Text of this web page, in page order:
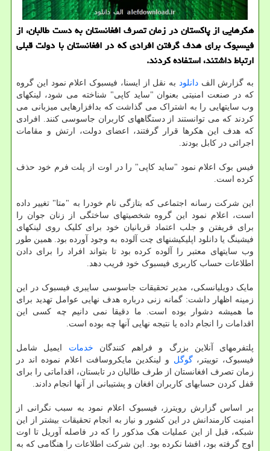
هکرهایی از پاکستان در زمان تصرف افغانستان به دست طالبان، از
فیسبوک برای هدف گرفتن افرادی که در افغانستان با دولت قبلی
ارتباط داشتند، استفاده کردند.
به گزارش الفدانلود به نقل از ایسنا، فیسبوک اعلام نمود این گروه
که در صنعت امنیتی بعنوان "ساید کاپی" شناخته می شود، لینکهای
وب سایتهایی را به اشتراک می گذاشت که بدافزارهایی میزبانی می
کردند که می توانستند از دستگاههای کاربران جاسوسی کنند. افرادی
که هدف این هکرها قرار گرفتند، اعضای دولت، ارتش و مقامات
اجرائی در کابل بودند.
فیس بوک اعلام نمود "ساید کاپی" را در اوت از پلت فرم خود حذف
کرده است.
این شرکت رسانه اجتماعی که بتازگی نام خودرا به "متا" تغییر داده
است، اعلام نمود این گروه شخصیتهای ساختگی از زنان جوان را
برای فریفتن و جلب اعتماد قربانیان خود برای کلیک روی لینکهای
فیشینگ یا دانلود اپلیکیشنهای چت آلوده به وجود آورده بود. همین طور
وب سایتهای معتبر را آلوده کرده بود تا بتواند افراد را برای دادن
اطلاعات حساب کاربری فیسبوک خود فریب دهد.
مایک دویلیانسکی، مدیر تحقیقات جاسوسی سایبری فیسبوک در این
زمینه اظهار داشت: گمانه زنی درباره هدف نهایی عوامل تهدید برای
ما همیشه دشوار بوده است. ما دقیقا نمی دانیم چه کسی این
اقدامات را انجام داده یا نتیجه نهایی آنها چه بوده است.
پلتفرمهای آنلاین بزرگ و فراهم کنندگان خدمات ایمیل شامل
فیسبوک، توییتر،گوگل و لینکدین مایکروسافت اعلام نموده اند در
زمان تصرف افغانستان از طرف طالبان در تابستان، اقداماتی را برای
قفل کردن حسابهای کاربران افغان و پشتیبانی از آنها انجام دادند.
بر اساس گزارش رویترز، فیسبوک اعلام نمود به سبب نگرانی از
امنیت کارمندانش در این کشور و نیاز به انجام تحقیقات بیشتر از این
شبکه، قبل از این عملیات هک مذکور را که در فاصله آوریل تا اوت
اوج گرفته بود، افشا نکرده بود. این شرکت اطلاعات را هنگامی که به